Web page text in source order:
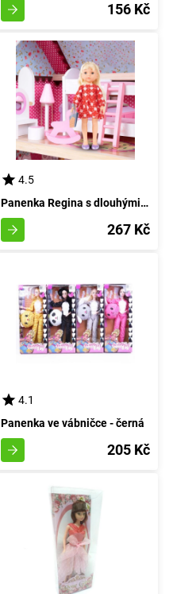
156 Kč
4.5
Panenka Regina s dlouhými prameny vláken A
267 Kč
4.1
Panenka ve vábničce - černá
205 Kč